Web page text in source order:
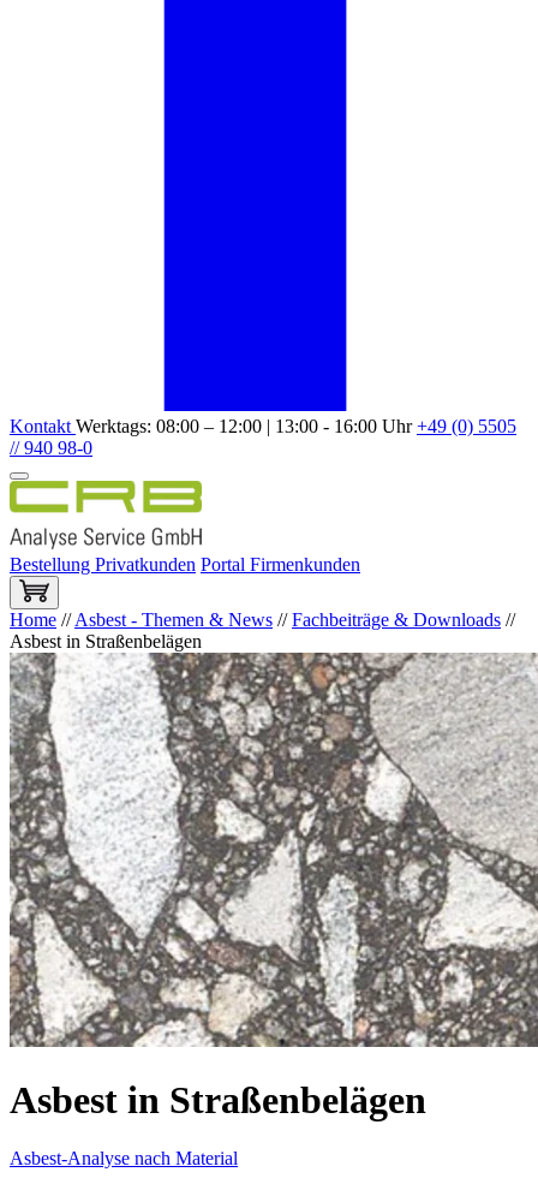
Kontakt Werktags: 08:00 – 12:00 | 13:00 - 16:00 Uhr+49 (0) 5505
// 940 98-0
Bestellung Privatkunden Portal Firmenkunden
Home //Asbest - Themen & News //Fachbeiträge & Downloads //
Asbest in Straßenbelägen
Asbest in Straßenbelägen
Asbest-Analyse nach Material